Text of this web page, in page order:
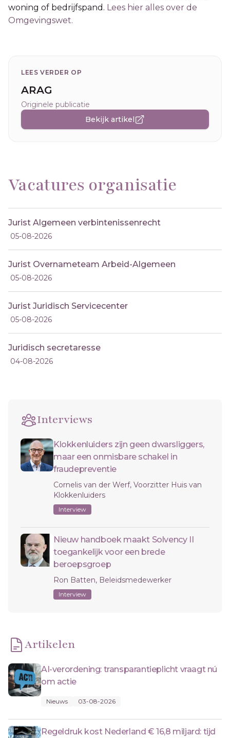
woning of bedrijfspand. Lees hier alles over de
Omgevingswet.
LEES VERDER OP
ARAG
Originele publicatie
Bekijk artikel
Vacatures organisatie
Jurist Algemeen verbintenissenrecht
05-08-2026
Jurist Overnameteam Arbeid-Algemeen
05-08-2026
Jurist Juridisch Servicecenter
05-08-2026
Juridisch secretaresse
04-08-2026
Interviews
Klokkenluiders zijn geen dwarsliggers,
maar een onmisbare schakel in
fraudepreventie
Cornelis van der Werf, Voorzitter Huis van
Klokkenluiders
Interview
Nieuw handboek maakt Solvency II
toegankelijk voor een brede
beroepsgroep
Ron Batten, Beleidsmedewerker
Interview
Artikelen
AI-verordening: transparantieplicht vraagt nú
om actie
Nieuws 03-08-2026
Regeldruk kost Nederland € 16,8 miljard: tijd